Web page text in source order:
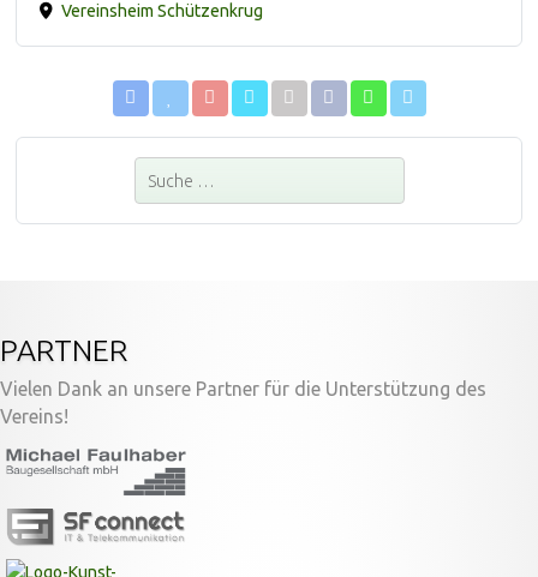
Vereinsheim Schützenkrug
Suchen
PARTNER
Vielen Dank an unsere Partner für die Unterstützung des
Vereins!